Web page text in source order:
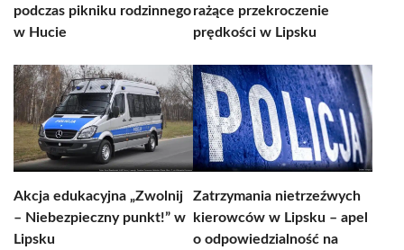
podczas pikniku rodzinnego
w Hucie
rażące przekroczenie
prędkości w Lipsku
Akcja edukacyjna „Zwolnij
– Niebezpieczny punkt!” w
Lipsku
Zatrzymania nietrzeźwych
kierowców w Lipsku – apel
o odpowiedzialność na